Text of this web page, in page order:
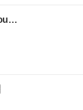
香港Double Coast - Double Coast